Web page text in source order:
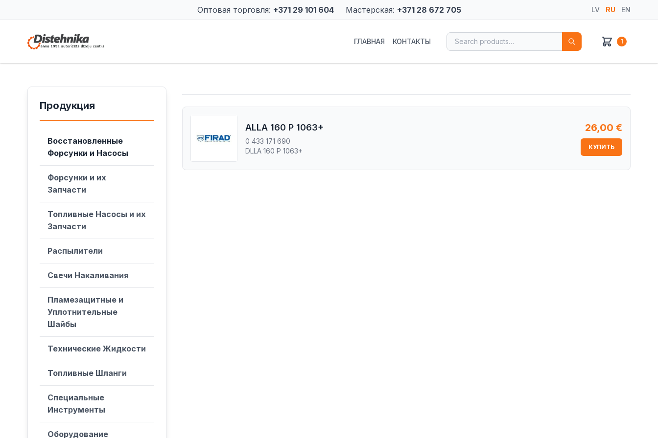
Оптовая торговля: +371 29 101 604 Мастерская: +371 28 672 705 LV RU EN
ГЛАВНАЯ КОНТАКТЫ Search for: 1
Продукция
Восстановленные
Форсунки и Насосы
Форсунки и их
Запчасти
Топливные Насосы и их
Запчасти
Распылители
Свечи Накаливания
Пламезащитные и
Уплотнительные
Шайбы
Технические Жидкости
Топливные Шланги
Специальные
Инструменты
Оборудование
ALLA 160 P 1063+
0 433 171 690
DLLA 160 P 1063+
26,00 €
КУПИТЬ